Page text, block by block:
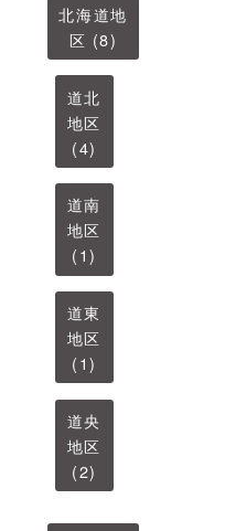
北海道地
区 (8)
道北
地区
(4)
道南
地区
(1)
道東
地区
(1)
道央
地区
(2)